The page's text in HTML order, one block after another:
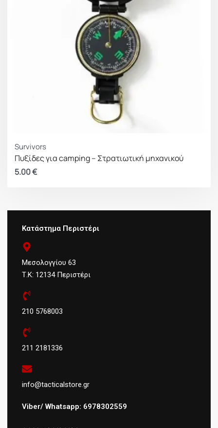
Survivors
Πυξίδες για camping – Στρατιωτική μηχανικού
5.00€
Κατάστημα Περιστέρι
Μεσολογγίου 63
Τ.Κ: 12134 Περιστέρι
210 5768003
211 2181336
info@tacticalstore.gr
Viber/ Whatsapp: 6978302559